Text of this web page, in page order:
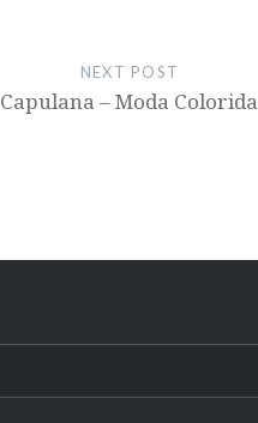
NEXT POST
Capulana – Moda Colorida